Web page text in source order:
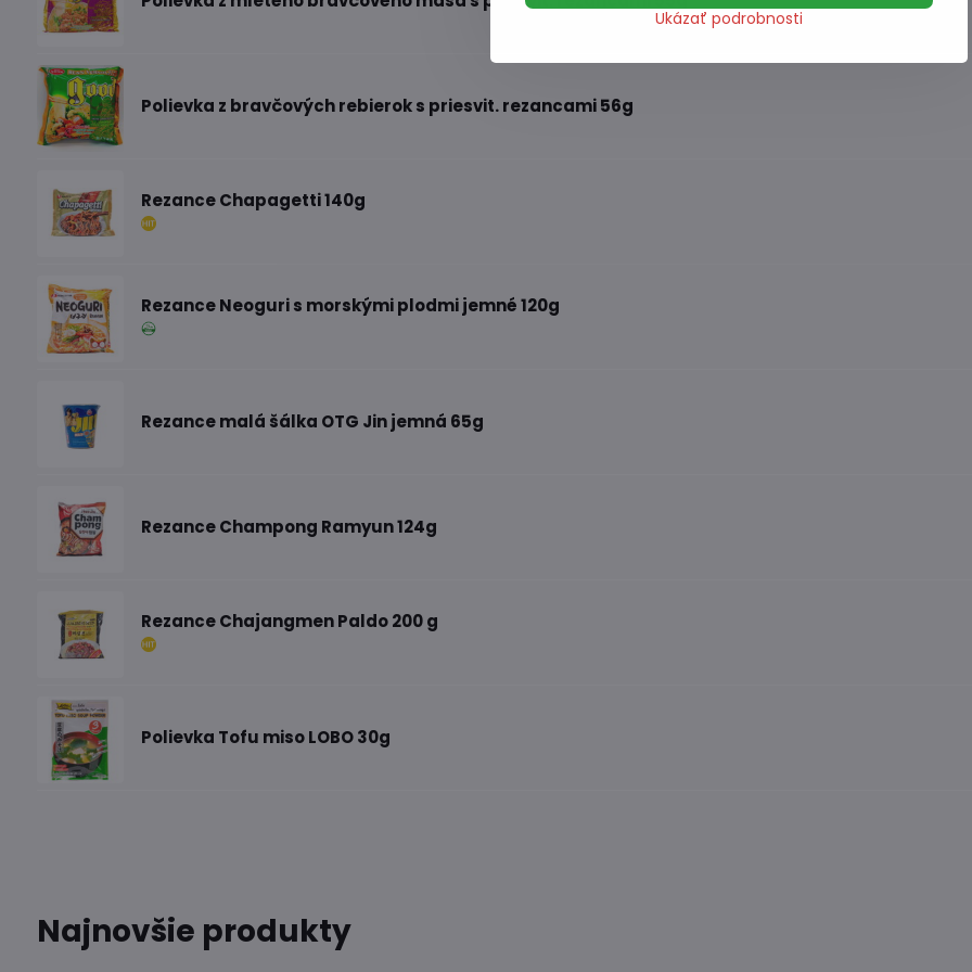
Polievka z bravčových rebierok s priesvit. rezancami 56g
Rezance Chapagetti 140g
Rezance Neoguri s morskými plodmi jemné 120g
Rezance malá šálka OTG Jin jemná 65g
Rezance Champong Ramyun 124g
Rezance Chajangmen Paldo 200 g
Polievka Tofu miso LOBO 30g
Najnovšie produkty
Ukázať podrobnosti